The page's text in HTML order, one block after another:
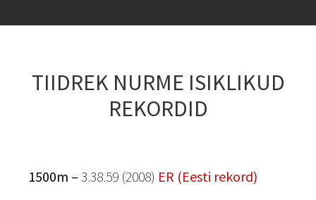
TIIDREK NURME ISIKLIKUD
REKORDID
1500m – 3.38.59 (2008) ER (Eesti rekord)